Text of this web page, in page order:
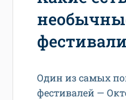
Один из самых
фестивалей —